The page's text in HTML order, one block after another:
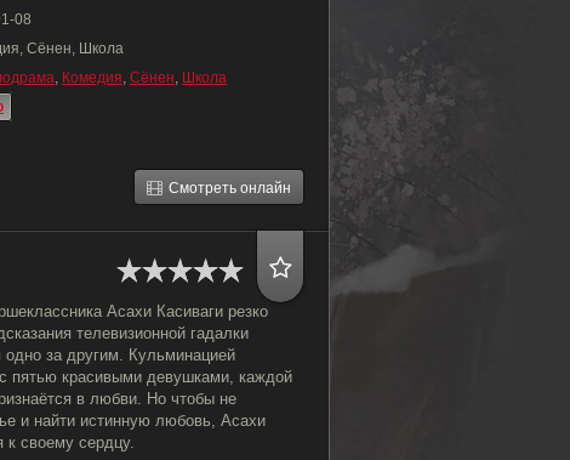
08
Сёнен, Школа
, Комедия, Сёнен, Школа
Смотреть онлайн
Асахи Касиваги резко
телевизионной гадалки
одно за другим. Кульминацией
с пятью красивыми девушками, каждой
в любви. Но чтобы не
и найти истинную любовь, Асахи
к своему сердцу.